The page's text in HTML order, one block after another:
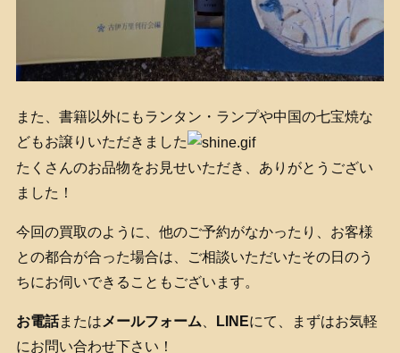
また、書籍以外にもランタン・ランプや中国の七宝焼な
どもお譲りいただきました
たくさんのお品物をお見せいただき、ありがとうござい
ました！
今回の買取のように、他のご予約がなかったり、お客様
との都合が合った場合は、ご相談いただいたその日のう
ちにお伺いできることもございます。
お電話または メールフォーム LINEにて、まずはお気軽
にお問い合わせ下さい！